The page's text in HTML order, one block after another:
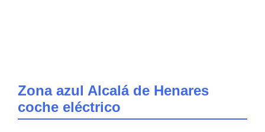
Zona azul Alcalá de Henares
coche eléctrico